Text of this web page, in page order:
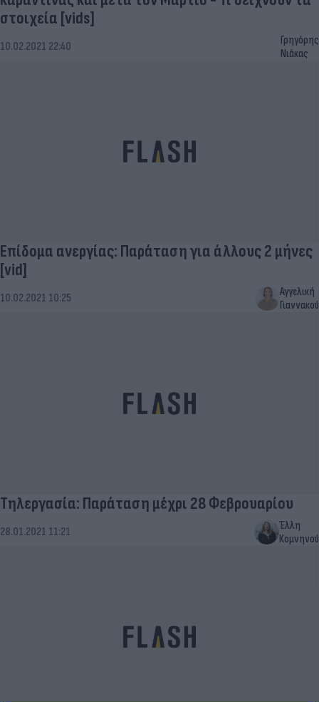
στοιχεία [vids]
10.02.2021 22:40
Γρηγόρης
Νιάκας
Επίδομα ανεργίας: Παράταση για άλλους 2 μήνες
[vid]
10.02.2021 10:25
Αγγελική
Γιαννακού
Τηλεργασία: Παράταση μέχρι 28 Φεβρουαρίου
28.01.2021 11:21
Έλλη
Κομνηνού